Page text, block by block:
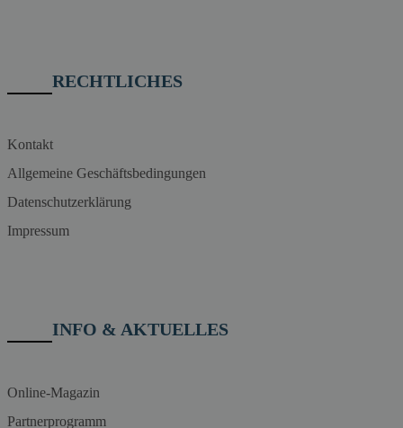
RECHTLICHES
Kontakt
Allgemeine Geschäftsbedingungen
Datenschutzerklärung
Impressum
INFO & AKTUELLES
Online-Magazin
Partnerprogramm